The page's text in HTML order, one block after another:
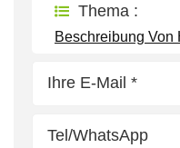
Thema :
Beschreibung Von